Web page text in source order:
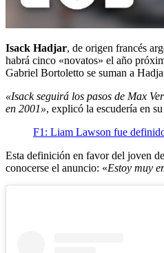
Isack Hadjar, de origen francés
habrá cinco «novatos» el año
Gabriel Bortoletto se suman a
«Isack seguirá los pasos de Max
en 2001», explicó la escudería en
F1: Liam Lawson fue
Esta definición en favor del joven
conocerse el anuncio: «Estoy muy